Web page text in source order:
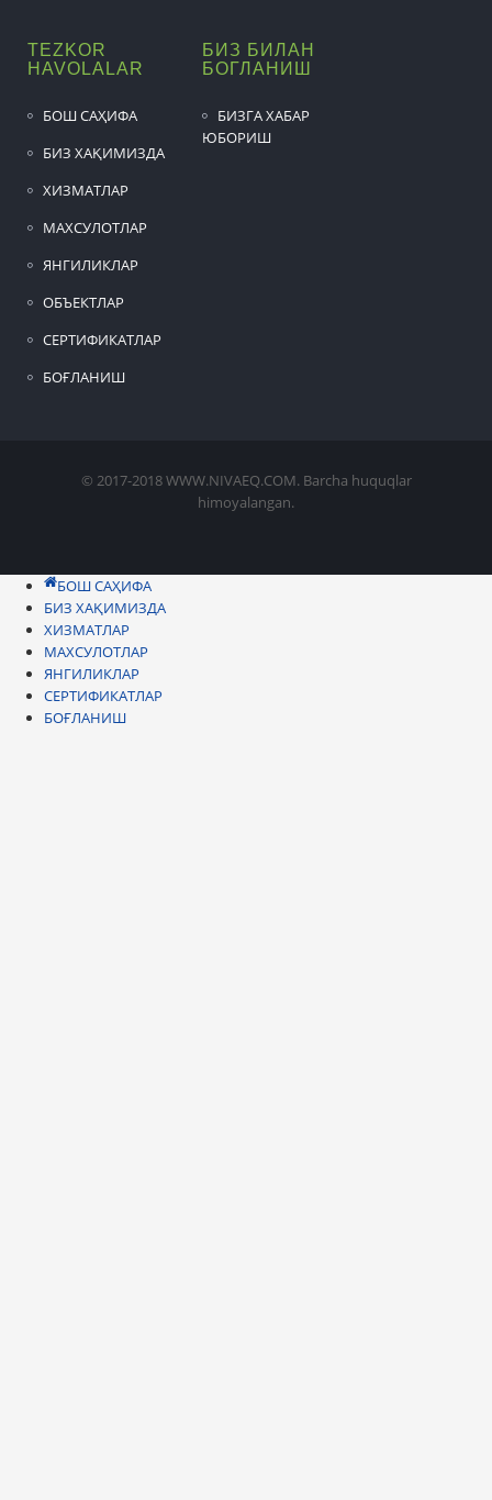
TEZKOR
HAVOLALAR
БОШ САҲИФА
БИЗ ХАҚИМИЗДА
ХИЗМАТЛАР
МАХСУЛОТЛАР
ЯНГИЛИКЛАР
ОБЪЕКТЛАР
СЕРТИФИКАТЛАР
БОҒЛАНИШ
БИЗ БИЛАН
БОГЛАНИШ
БИЗГА ХАБАР
ЮБОРИШ
© 2017-2018 WWW.NIVAEQ.COM. Barcha huquqlar
himoyalangan.
БОШ САҲИФА
БИЗ ХАҚИМИЗДА
ХИЗМАТЛАР
МАХСУЛОТЛАР
ЯНГИЛИКЛАР
СЕРТИФИКАТЛАР
БОҒЛАНИШ